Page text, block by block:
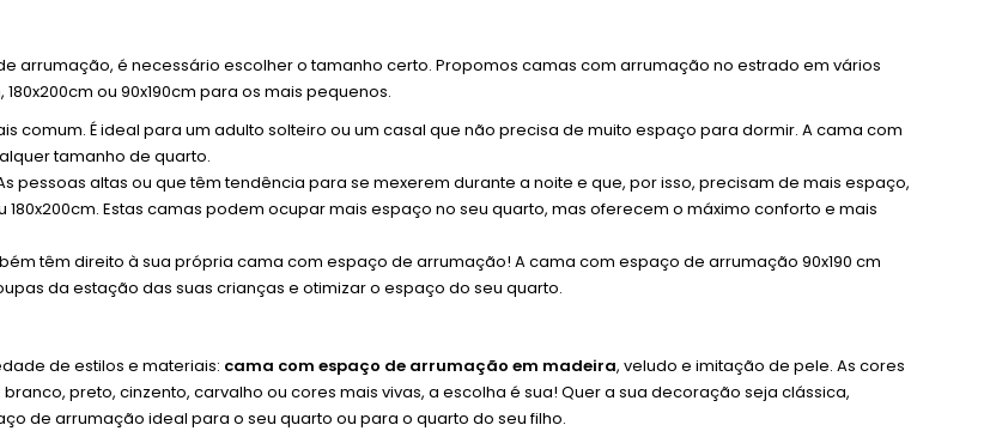
arrumação, é necessário escolher o tamanho certo. Propomos camas com arrumação no estrado em vários
180x200cm ou 90x190cm para os mais pequenos.
comum. É ideal para um adulto solteiro ou um casal que não precisa de muito espaço para dormir. A cama com
tamanho de quarto.
pessoas altas ou que têm tendência para se mexerem durante a noite e que, por isso, precisam de mais espaço,
Estas camas podem ocupar mais espaço no seu quarto, mas oferecem o máximo conforto e mais
têm direito à sua própria cama com espaço de arrumação! A cama com espaço de arrumação 90x190 cm
da estação das suas crianças e otimizar o espaço do seu quarto.
de estilos e materiais: cama com espaço de arrumação em madeira, veludo e imitação de pele. As cores
preto, cinzento, carvalho ou cores mais vivas, a escolha é sua! Quer a sua decoração seja clássica,
de arrumação ideal para o seu quarto ou para o quarto do seu filho.